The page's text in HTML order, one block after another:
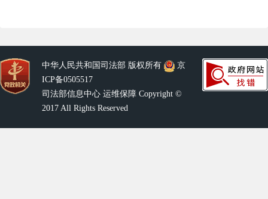
中华人民共和国司法部 版权所有
京
ICP备0505517
司法部信息中心 运维保障 Copyright ©
2017 All Rights Reserved